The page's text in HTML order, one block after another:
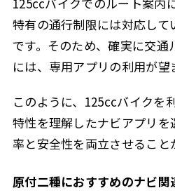
特有の通行制限には対応し
です。そのため、確実に交
には、専用アプリの利用が望
このように、125ccバイクを
特性を理解したナビアプリ
率と安全性を両立させること
原付二種におすすめのナビ関